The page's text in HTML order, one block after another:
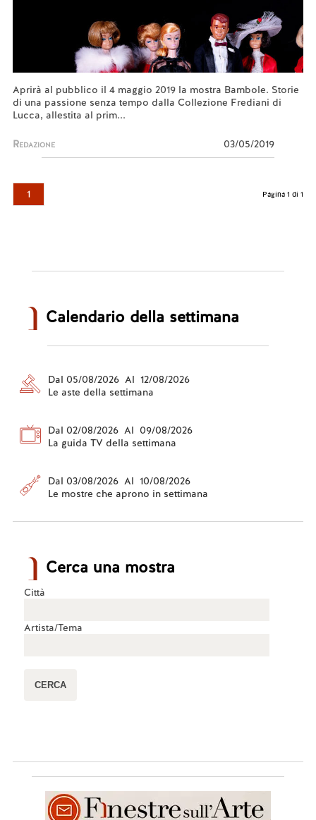
Aprirà al pubblico il 4 maggio 2019 la mostra Bambole. Storie
di una passione senza tempo dalla Collezione Frediani di
Lucca, allestita al prim...
Redazione 03/05/2019
1 Pagina 1 di 1
Calendario della settimana
Dal 05/08/2026 Al 12/08/2026
Le aste della settimana
Dal 02/08/2026 Al 09/08/2026
La guida TV della settimana
Dal 03/08/2026 Al 10/08/2026
Le mostre che aprono in settimana
Cerca una mostra
Città
Artista/Tema